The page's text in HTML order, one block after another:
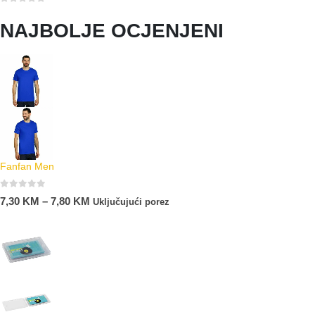
NAJBOLJE OCJENJENI
Fanfan Men
7,30 KM – 7,80 KM Uključujući porez